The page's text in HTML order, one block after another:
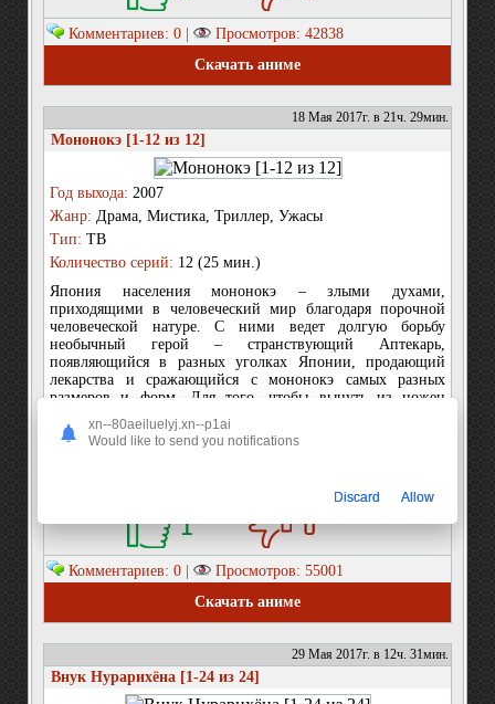
Комментариев: 0 |
Просмотров: 42838
Скачать аниме
18 Мая 2017г. в 21ч. 29мин.
Мононокэ [1-12 из 12]
Год выхода: 2007
Жанр: Драма, Мистика, Триллер, Ужасы
Тип: ТВ
Количество серий: 12 (25 мин.)
Япония населения мононокэ – злыми духами,
приходящими в человеческий мир благодаря порочной
человеческой натуре. С ними ведет долгую борьбу
необычный герой – странствующий Аптекарь,
появляющийся в разных уголках Японии, продающий
лекарства и сражающийся с мононокэ самых разных
размеров и форм. Для того, чтобы вынуть из ножен
магический меч и победить демона, Аптекарь должен
знать: его форму – что это за демон, его сущность – как
он появился, и его желание – то, что принесет мононокэ
1 0
Комментариев: 0 |
Просмотров: 55001
Скачать аниме
29 Мая 2017г. в 12ч. 31мин.
Внук Нурарихёна [1-24 из 24]
xn--80aeiluelyj.xn--p1ai
Would like to send you notifications
Discard Allow